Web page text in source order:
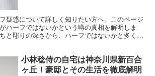
疑惑について詳しく知りたい方へ。このページ
ハーフではないかという噂の真相を解明しま
と彫りの深さから、ハーフではないかと多くの
小林稔侍の自宅は神奈川県新百合
ヶ丘！豪邸とその生活を徹底解明